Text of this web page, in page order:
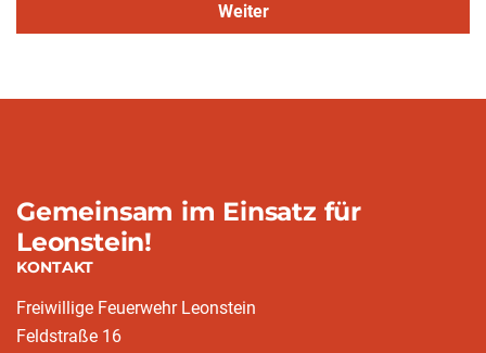
Weiter
Gemeinsam im Einsatz für
Leonstein!
KONTAKT
Freiwillige Feuerwehr Leonstein
Feldstraße 16